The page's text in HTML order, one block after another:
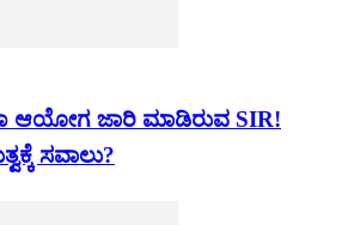
ಆಯೋಗ ಜಾರಿ ಮಾಡಿರುವ SIR!
ಸವಾಲು?